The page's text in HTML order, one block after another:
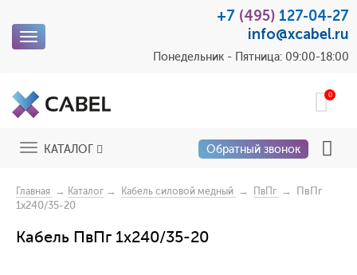
Toggle
+7 (495) 127-04-27
info@xcabel.ru
Понедельник - Пятница: 09:00-18:00
0
ToggleКАТАЛОГ Обратный звонок
Главная → Каталог → Кабель силовой медный → ПвПг → ПвПг
1x240/35-20
Кабель ПвПг 1x240/35-20